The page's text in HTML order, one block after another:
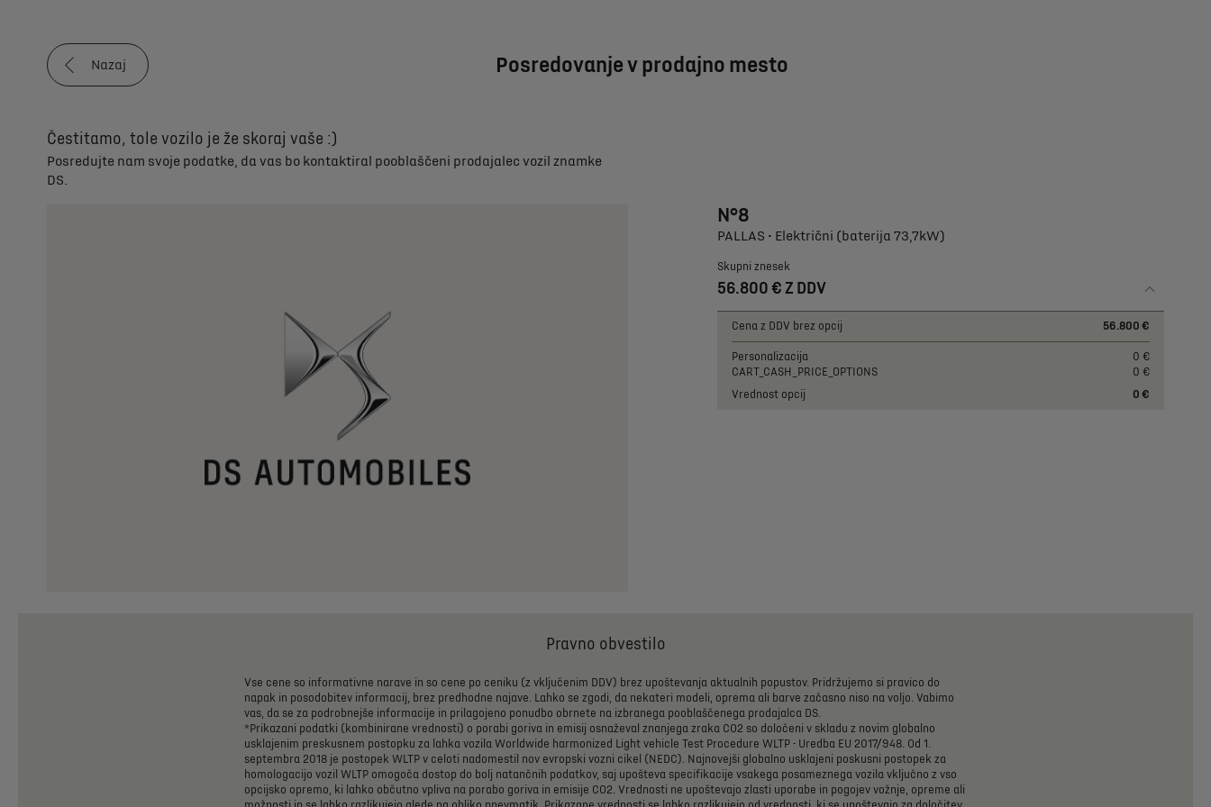
Nazaj Posredovanje v prodajno mesto
Čestitamo, tole vozilo je že skoraj vaše :)
Posredujte nam svoje podatke, da vas bo kontaktiral pooblaščeni prodajalec vozil znamke
DS.
N°8
PALLAS • Električni (baterija 73,7kW)
Skupni znesek
56.800 € Z DDV
Cena z DDV brez opcij 56.800 €
Personalizacija
0 €
CART_CASH_PRICE_OPTIONS
0 €
Vrednost opcij
0 €
Pravno obvestilo
Vse cene so informativne narave in so cene po ceniku (z vključenim DDV) brez upoštevanja aktualnih popustov. Pridržujemo si pravico do
napak in posodobitev informacij, brez predhodne najave. Lahko se zgodi, da nekateri modeli, oprema ali barve začasno niso na voljo. Vabimo
vas, da se za podrobnejše informacije in prilagojeno ponudbo obrnete na izbranega pooblaščenega prodajalca DS.
*Prikazani podatki (kombinirane vrednosti) o porabi goriva in emisij osnaževal znanjega zraka CO2 so določeni v skladu z novim globalno
usklajenim preskusnem postopku za lahka vozila Worldwide harmonized Light vehicle Test Procedure WLTP - Uredba EU 2017/948. Od 1.
septembra 2018 je postopek WLTP v celoti nadomestil nov evropski vozni cikel (NEDC). Najnovejši globalno usklajeni poskusni postopek za
homologacijo vozil WLTP omogoča dostop do bolj natančnih podatkov, saj upošteva specifikacije vsakega posameznega vozila vključno z vso
opcijsko opremo, ki lahko občutno vpliva na porabo goriva in emisije CO2. Vrednosti ne upoštevajo zlasti uporabe in pogojev vožnje, opreme ali